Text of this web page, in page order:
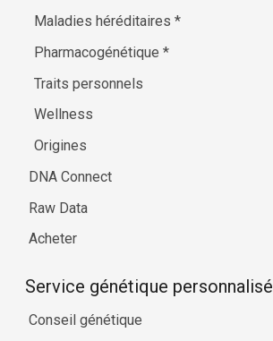
Maladies héréditaires*
Pharmacogénétique*
Traits personnels
Wellness
Origines
DNA Connect
Raw Data
Acheter
Service génétique personnalisé
Conseil génétique